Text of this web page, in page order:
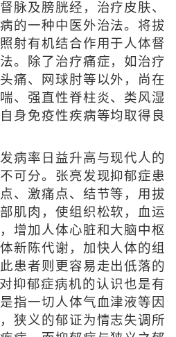
脉及膀胱经，治疗皮肤、
的一种中医外治法。将拔
射有机结合作用于人体督
。除了治疗痛症，如治疗
痛、网球肘等以外，尚在
、强直性脊柱炎、类风湿
身免疫性疾病等均取得良
率日益升高与现代人的
可分。张亮发现抑郁症患
、激痛点、结节等，用拔
肌肉，使组织松软，血运
增加人体心脏和大脑中枢
新陈代谢，加快人体的组
患者则更容易走出低落的
抑郁症病机的认识也是有
指一切人体气血津液等因
狭义的郁证为情志失调所